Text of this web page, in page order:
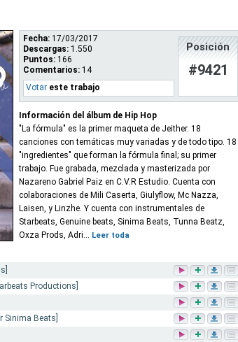
Fecha: 17/03/2017
Descargas: 1.550
Puntos: 166
Comentarios: 14
Votar este trabajo
Posición
#9421
Información del álbum de Hip Hop
"La fórmula" es la primer maqueta de Jeither. 18
canciones con temáticas muy variadas y de todo tipo. 18
"ingredientes" que forman la fórmula final; su primer
trabajo. Fue grabada, mezclada y masterizada por
Nazareno Gabriel Paiz en C.V.R Estudio. Cuenta con
colaboraciones de Mili Caserta, Giulyflow, Mc Nazza,
Laisen, y Linzhe. Y cuenta con instrumentales de
Starbeats, Genuine beats, Sinima Beats, Tunna Beatz,
Oxza Prods, Adri... Leer toda
Productions]
Sinima Beats]